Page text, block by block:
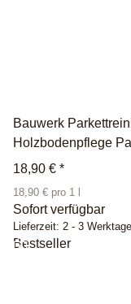
Bauwerk
Holzbodenpflege
18,90 € *
18,90 € pro 1 l
Sofort verfügbar
Lieferzeit: 2 - 3 Werktage
Bestseller